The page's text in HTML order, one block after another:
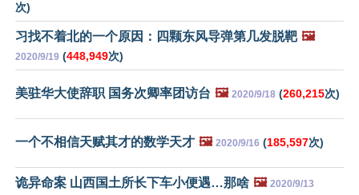
次)
习找不着北的一个原因：四颗东风导弹第几发脱靶 🖼️
2020/9/19 (448,949次)
美驻华大使辞职 国务次卿率团访台 🖼️ 2020/9/18 (260,215次)
一个不相信天赋其才的数学天才 🖼️ 2020/9/16 (185,597次)
诡异命案 山西国土所长下车小便遇…那啥 🖼️ 2020/9/13